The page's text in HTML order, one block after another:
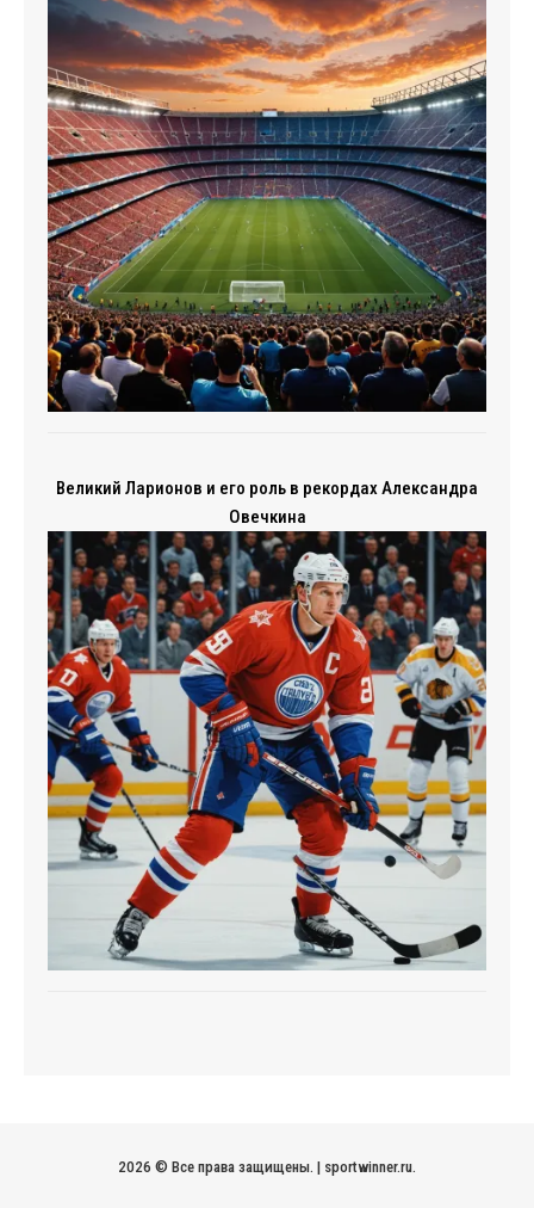
Великий Ларионов и его роль в рекордах Александра
Овечкина
2026 © Все права защищены. | sportwinner.ru.